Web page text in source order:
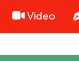
Video